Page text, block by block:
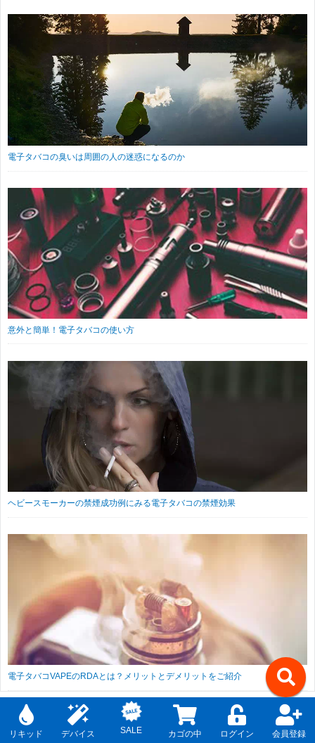
リキッド デバイス SALE カゴの中 ログイン 会員登録
電子タバコの臭いは周囲の人の迷惑になるのか
意外と簡単！電子タバコの使い方
ヘビースモーカーの禁煙成功例にみる電子タバコの禁煙効果
電子タバコVAPEのRDAとは？メリットとデメリットをご紹介
↑